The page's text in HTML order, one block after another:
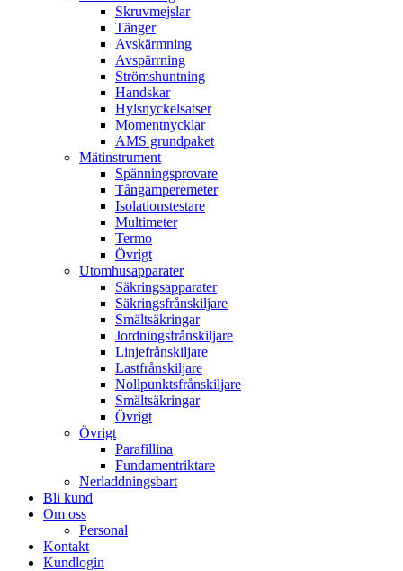
Skruvmejslar
Tänger
Avskärmning
Avspärrning
Strömshuntning
Handskar
Hylsnyckelsatser
Momentnycklar
AMS grundpaket
Mätinstrument
Spänningsprovare
Tångamperemeter
Isolationstestare
Multimeter
Termo
Övrigt
Utomhusapparater
Säkringsapparater
Säkringsfrånskiljare
Smältsäkringar
Jordningsfrånskiljare
Linjefrånskiljare
Lastfrånskiljare
Nollpunktsfrånskiljare
Smältsäkringar
Övrigt
Övrigt
Parafillina
Fundamentriktare
Nerladdningsbart
Bli kund
Om oss
Personal
Kontakt
Kundlogin